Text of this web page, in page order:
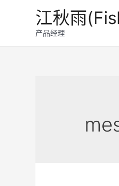
江秋雨
产品经理